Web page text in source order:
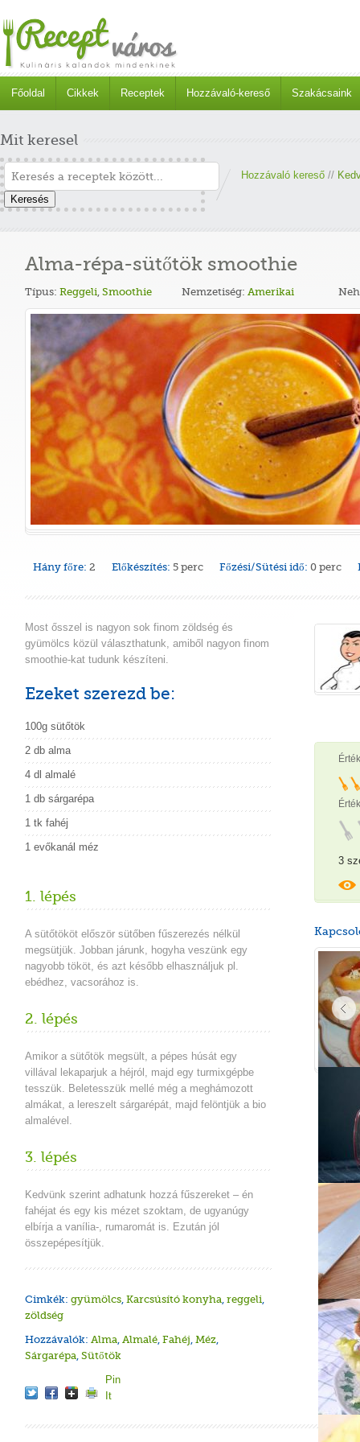
Főoldal Cikkek Receptek Hozzávaló-kereső Szakácsaink
Mit keresel
Keresés
Hozzávaló kereső //
Alma-répa-sütőtök smoothie
Típus: Reggeli, Smoothie Nemzetiség: Amerikai
Hány főre: 2 Előkészítés: 5 perc Főzési/Sütési idő: 0 perc
Most ősszel is nagyon sok finom zöldség és
gyümölcs közül választhatunk, amiből nagyon finom
smoothie-kat tudunk készíteni.
Ezeket szerezd be:
100g sütőtök
2 db alma
4 dl almalé
1 db sárgarépa
1 tk fahéj
1 evőkanál méz
1. lépés
A sütőtököt először sütőben fűszerezés nélkül
megsütjük. Jobban járunk, hogyha veszünk egy
nagyobb tököt, és azt később elhasználjuk pl.
ebédhez, vacsorához is.
2. lépés
Amikor a sütőtök megsült, a pépes húsát egy
villával lekaparjuk a héjról, majd egy turmixgépbe
tesszük. Beletesszük mellé még a meghámozott
almákat, a lereszelt sárgarépát, majd felöntjük a bio
almalével.
3. lépés
Kedvünk szerint adhatunk hozzá fűszereket – én
fahéjat és egy kis mézet szoktam, de ugyanúgy
elbírja a vanília-, rumaromát is. Ezután jól
összepépesítjük.
Cimkék: gyümölcs, Karcsúsító konyha, reggeli,
zöldség
Hozzávalók: Alma, Almalé, Fahéj, Méz,
Sárgarépa, Sütőtök
Pin
It
3